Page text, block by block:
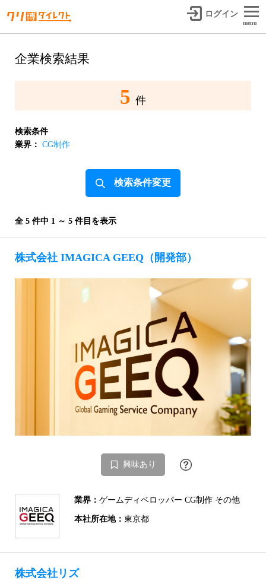
ログイン
menu
企業検索結果
5 件
検索条件
業界： CG制作
検索条件変更
全 5 件中 1 ～ 5 件目を表示
株式会社 IMAGICA GEEQ（開発部）
興味あり
業界： ゲームディベロッパー CG制作 その他
本社所在地： 東京都
株式会社リズ